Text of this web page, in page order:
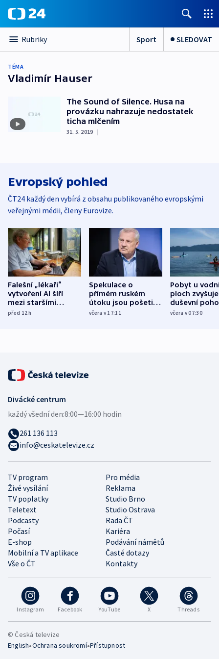
Rubriky Sport SLEDOVAT
TÉMA
Vladimír Hauser
The Sound of Silence. Husa na
provázku nahrazuje nedostatek
ticha mlčením
31. 5. 2019 |
Evropský pohled
ČT24 každý den vybírá z obsahu publikovaného evropskými
veřejnými médii, členy Eurovize.
Falešní „lékaři“
vytvoření AI šíří
mezi staršími
Poláky nebezpečné
před 12h
Spekulace o
přímém ruském
útoku jsou pošetilé,
míní estonský
včera v 17:11
Pobyt u
ploch zvyšuje
duševní
ukázala
včera v 07:30
Instagram Facebook YouTube X Threads
TV program
Pro média
Živé vysílání
Reklama
TV poplatky
Studio Brno
Teletext
Studio Ostrava
Podcasty
Rada ČT
Počasí
Kariéra
E-shop
Podávání námětů
Mobilní a TV aplikace
Časté dotazy
Vše o ČT
Kontakty
Divácké centrum
každý všední den:8:00—16:00 hodin
261 136 113
info@ceskatelevize.cz
© Česká televize
English•Ochrana soukromí•Přístupnost